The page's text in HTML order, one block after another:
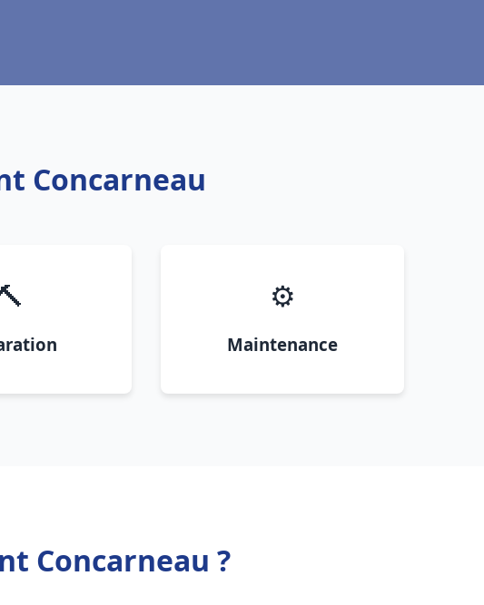
Concarneau
⚙️
Maintenance
Concarneau ?